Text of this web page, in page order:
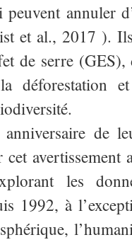
annuler
et al., 2017 ).
de serre
déforestation
de
avertissement
les
1992, à